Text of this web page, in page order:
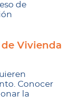
de
Vivienda
Conocer
la